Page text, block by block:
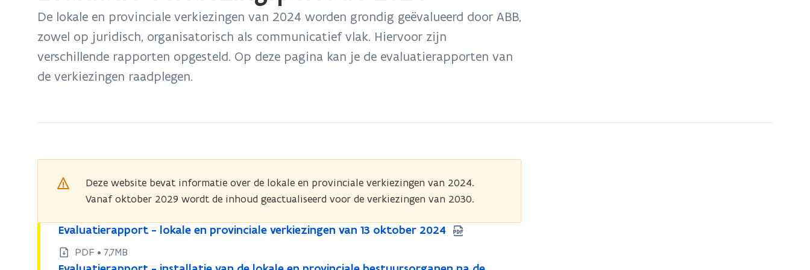
bevindt
Evaluatie
verkiezingsperiode
De lokale en provinciale verkiezingen van 2024 worden grondig geëvalueerd door ABB,
zowel op juridisch, organisatorisch als communicatief vlak. Hiervoor zijn
verschillende rapporten opgesteld. Op deze pagina kan je de evaluatierapporten van
de verkiezingen raadplegen.
Deze website bevat informatie over de lokale en provinciale verkiezingen van 2024.
Vanaf oktober 2029 wordt de inhoud geactualiseerd voor de verkiezingen van 2030.
E
v
a
Evaluatierapport - lokale en provinciale verkiezingen van 13 oktober 2024
E
v
a
PDF • 7,7MB